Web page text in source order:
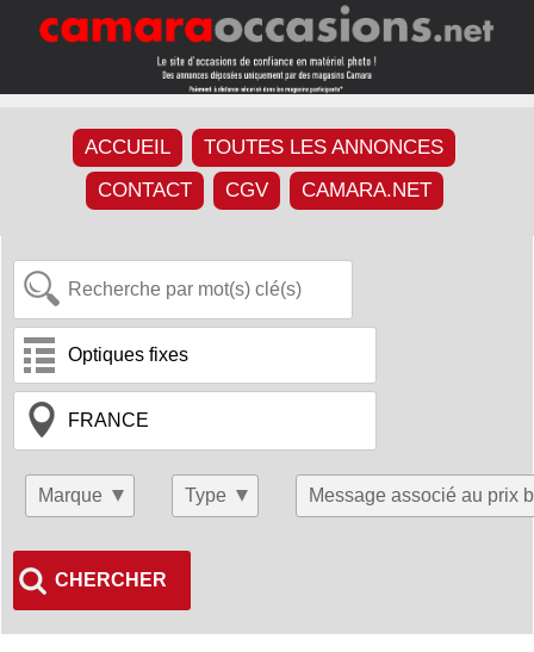
ACCUEIL
TOUTES LES ANNONCES
CONTACT
CGV CAMARA.NET
Marque Type Message associé au prix
CHERCHER